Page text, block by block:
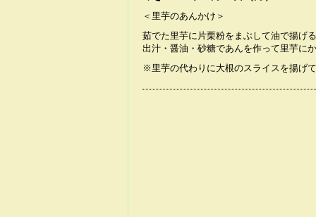
＜里芋のあんかけ＞
茹でた里芋に片栗粉をまぶして油で揚げる
出汁・醤油・砂糖であんを作って里芋にか
※里芋の代わりに大根のスライスを揚げて